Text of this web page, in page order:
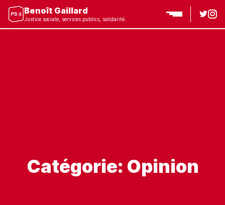
Benoît Gaillard
Justice sociale, services publics, solidarité.
Catégorie: Opinion